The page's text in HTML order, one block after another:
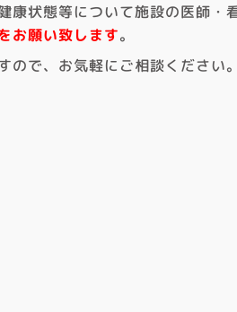
状態等について施設の医師・
お願い致します。
ので、お気軽にご相談ください。